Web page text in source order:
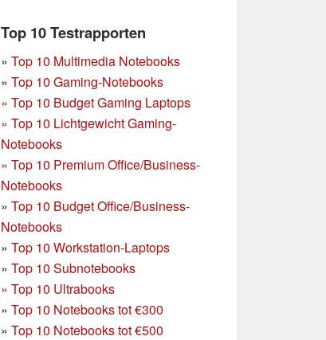
Top 10 Testrapporten
» Top 10 Multimedia Notebooks
» Top 10 Gaming-Notebooks
» Top 10 Budget Gaming Laptops
» Top 10 Lichtgewicht Gaming-
Notebooks
» Top 10 Premium Office/Business-
Notebooks
» Top 10 Budget Office/Business-
Notebooks
» Top 10 Workstation-Laptops
» Top 10 Subnotebooks
» Top 10 Ultrabooks
» Top 10 Notebooks tot €300
» Top 10 Notebooks tot €500